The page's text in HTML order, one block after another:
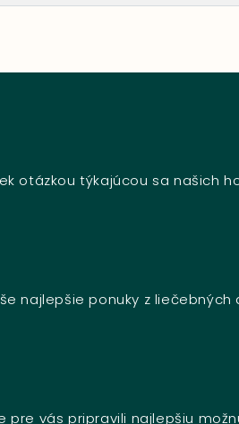
otázkou týkajúcou sa našich
najlepšie ponuky z
pre vás pripravili najlepšiu